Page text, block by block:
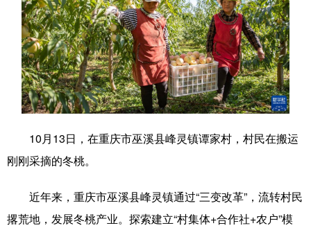
法律 中央文件 金融 汽车
食品 人居 信息化 数字经济
学术中国 乡村振兴 银龄 溯源中国
城市 旅游 能源 会展
彩票 娱乐 时尚 悦读
文化产业
10月13日，在重庆市巫溪县峰灵镇谭家村，村民在搬运
刚刚采摘的冬桃。
近年来，重庆市巫溪县峰灵镇通过“三变改革”，流转村民
撂荒地，发展冬桃产业。探索建立“村集体+合作社+农户”模